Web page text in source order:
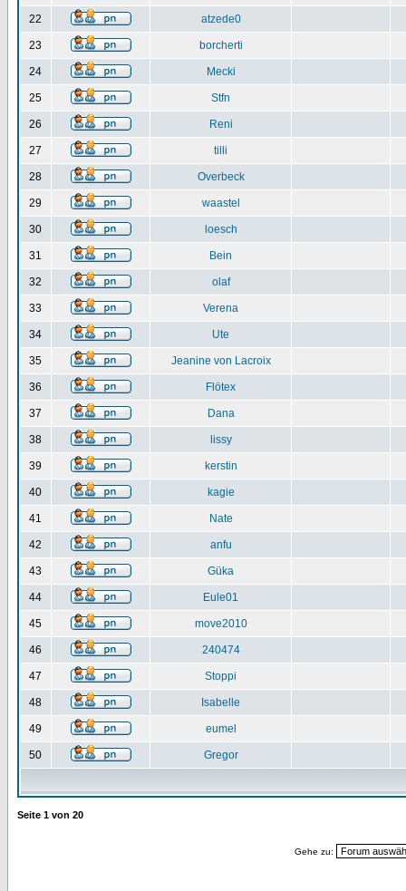
22 atzede0
23 borcherti
24 Mecki
25 Stfn
26 Reni
27 tilli
28 Overbeck
29 waastel
30 loesch
31 Bein
32 olaf
33 Verena
34 Ute
35 Jeanine von Lacroix
36 Flötex
37 Dana
38 lissy
39 kerstin
40 kagie
41 Nate
42 anfu
43 Güka
44 Eule01
45 move2010
46 240474
47 Stoppi
48 Isabelle
49 eumel
50 Gregor
Seite 1 von 20
Gehe zu: